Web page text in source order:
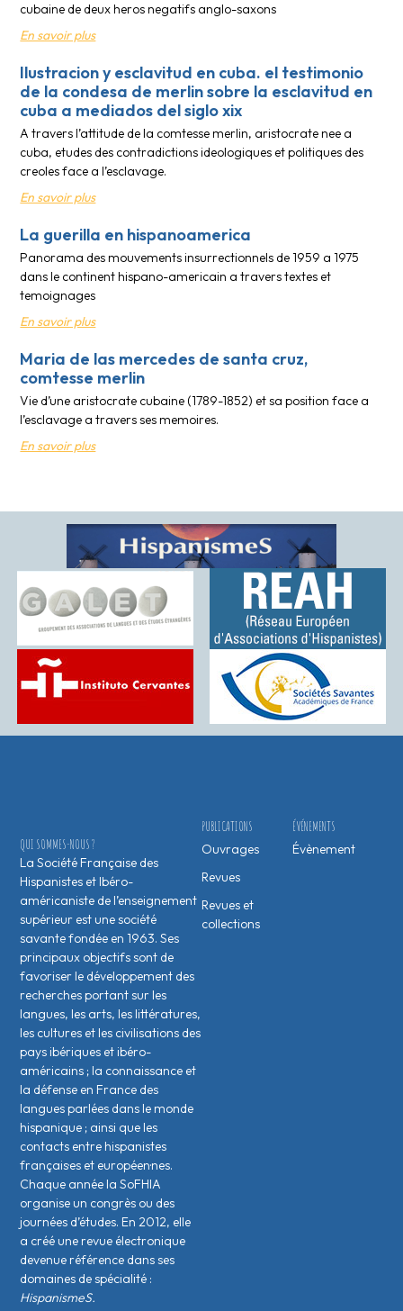
cubaine de deux heros negatifs anglo-saxons
En savoir plus
Ilustracion y esclavitud en cuba. el testimonio
de la condesa de merlin sobre la esclavitud en
cuba a mediados del siglo xix
A travers l’attitude de la comtesse merlin, aristocrate nee a
cuba, etudes des contradictions ideologiques et politiques des
creoles face a l’esclavage.
En savoir plus
La guerilla en hispanoamerica
Panorama des mouvements insurrectionnels de 1959 a 1975
dans le continent hispano-americain a travers textes et
temoignages
En savoir plus
Maria de las mercedes de santa cruz,
comtesse merlin
Vie d’une aristocrate cubaine (1789-1852) et sa position face a
l’esclavage a travers ses memoires.
En savoir plus
ÉVÉNEMENTS
Évènement
PUBLICATIONS
Ouvrages
Revues
Revues et
collections
QUI SOMMES-NOUS ?
La Société Française des
Hispanistes et Ibéro-
américaniste de l’enseignement
supérieur est une société
savante fondée en 1963. Ses
principaux objectifs sont de
favoriser le développement des
recherches portant sur les
langues, les arts, les littératures,
les cultures et les civilisations des
pays ibériques et ibéro-
américains ; la connaissance et
la défense en France des
langues parlées dans le monde
hispanique ; ainsi que les
contacts entre hispanistes
français·es et européen·nes.
Chaque année la SoFHIA
organise un congrès ou des
journées d’études. En 2012, elle
a créé une revue électronique
devenue référence dans ses
domaines de spécialité :
HispanismeS.